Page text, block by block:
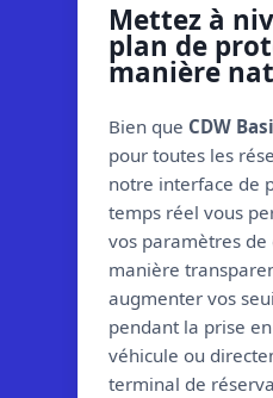
Mettez à
plan de
manière
Bien que CDW
pour toutes les
notre interface de
temps réel vous
vos paramètres de
manière
augmenter vos
pendant la prise
véhicule ou
terminal de